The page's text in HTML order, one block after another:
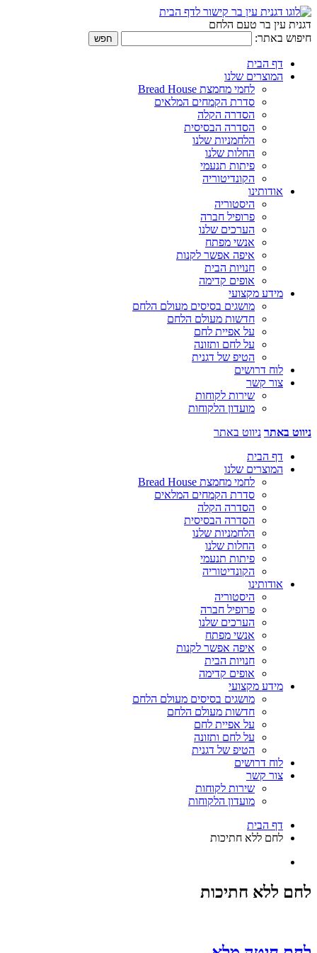
דגנית עין בר טעם הלחם
חיפוש באתר:
דף הבית
המוצרים שלנו
לחמי מחמצת Bread House
סדרת הקמחים המלאים
הסדרה הקלה
הסדרה הבסיסית
הלחמניות שלנו
החלות שלנו
פיתות תנעמי
הקונדיטוריה
אודותינו
היסטוריה
פרופיל חברה
הערכים שלנו
אנשי מפתח
איפה אפשר לקנות
חנויות הבית
אופים קדימה
מידע מקצועי
מושגים בסיסים מעולם הלחם
חדשות מעולם הלחם
על אפיית לחם
על לחם ותזונה
הטיפ של דגנית
לוח דרושים
צור קשר
שירות לקוחות
מועדון הלקוחות
ניווט באתר ניווט באתר
דף הבית
המוצרים שלנו
לחמי מחמצת Bread House
סדרת הקמחים המלאים
הסדרה הקלה
הסדרה הבסיסית
הלחמניות שלנו
החלות שלנו
פיתות תנעמי
הקונדיטוריה
אודותינו
היסטוריה
פרופיל חברה
הערכים שלנו
אנשי מפתח
איפה אפשר לקנות
חנויות הבית
אופים קדימה
מידע מקצועי
מושגים בסיסים מעולם הלחם
חדשות מעולם הלחם
על אפיית לחם
על לחם ותזונה
הטיפ של דגנית
לוח דרושים
צור קשר
שירות לקוחות
מועדון הלקוחות
דף הבית
לחם ללא חתיכות
לחם ללא חתיכות